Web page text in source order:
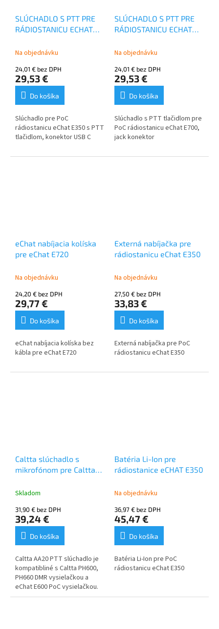
akustická trubica zaisťuje
diskrétnu prevádzku. Kábel je
vystužený kevlarom pre
Slúchadlo vie jasne prenášať
hlukom ako sú koncerty,
nočné kluby, priemysel,
letectvo alebo verejná
bezpečnosť.
SLÚCHADLO S PTT PRE
RÁDIOSTANICU ECHAT
Na objednávku
24,01 € bez DPH
29,53 €
Do košíka
Slúchadlo pre PoC
rádiostanicu eChat E350 s PTT
tlačidlom, konektor USB C
SLÚCHADLO S PTT PRE
RÁDIOSTANICU ECHAT
Na objednávku
24,01 € bez DPH
29,53 €
Do košíka
Slúchadlo s PTT tlačidlom pre
PoC rádiostanicu eChat E700,
jack konektor
eChat nabíjacia kolíska
pre eChat E720
Na objednávku
24,20 € bez DPH
29,77 €
Do košíka
eChat nabíjacia kolíska bez
kábla pre eChat E720
Externá nabíjačka pre
rádiostanicu eChat E350
Na objednávku
27,50 € bez DPH
33,83 €
Do košíka
Externá nabíjačka pre PoC
rádiostanicu eChat E350
Caltta slúchadlo s
mikrofónom pre Caltta
Skladom
31,90 € bez DPH
39,24 €
Do košíka
Caltta AA20 PTT slúchadlo je
kompatibliné s Caltta PH600,
PH660 DMR vysielačkou a
eChat E600 PoC vysielačkou.
Batéria Li-Ion pre
rádiostanice eCHAT E350
Na objednávku
36,97 € bez DPH
45,47 €
Do košíka
Batéria Li-Ion pre PoC
rádiostanicu eChat E350